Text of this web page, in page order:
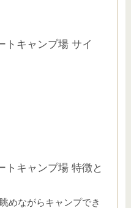
トキャンプ場 サイ
トキャンプ場 特徴と
めながらキャンプでき